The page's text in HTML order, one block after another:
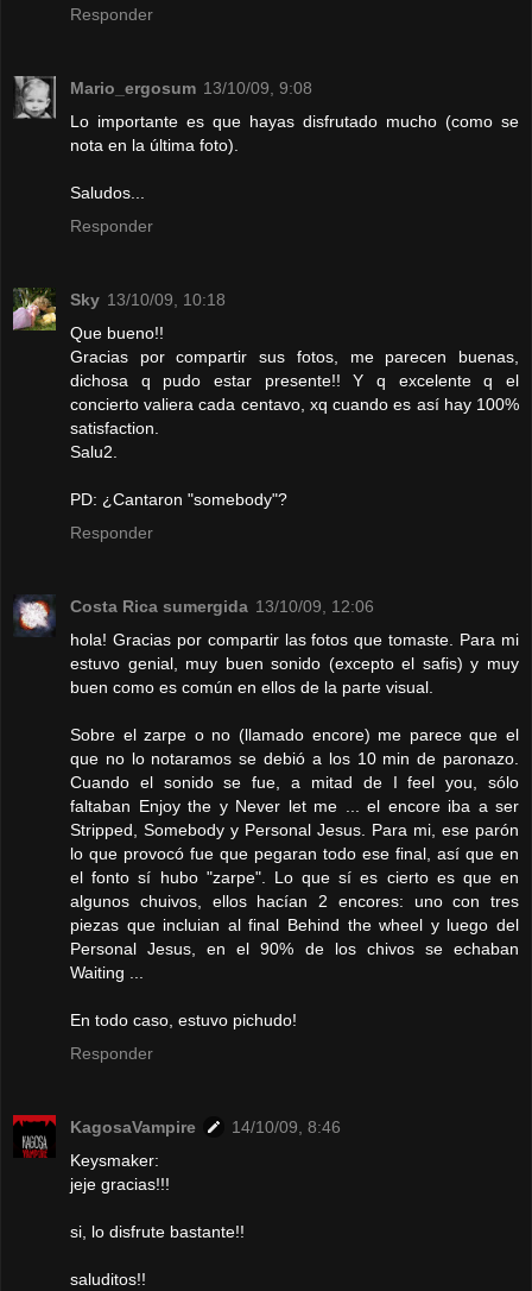
Responder
Mario_ergosum 13/10/09, 9:08
Lo importante es que hayas disfrutado mucho (como se
nota en la última foto).
Saludos...
Responder
Sky 13/10/09, 10:18
Que bueno!!
Gracias por compartir sus fotos, me parecen buenas,
dichosa q pudo estar presente!! Y q excelente q el
concierto valiera cada centavo, xq cuando es así hay 100%
satisfaction.
Salu2.
PD: ¿Cantaron "somebody"?
Responder
Costa Rica sumergida 13/10/09, 12:06
hola! Gracias por compartir las fotos que tomaste. Para mi
estuvo genial, muy buen sonido (excepto el safis) y muy
buen como es común en ellos de la parte visual.
Sobre el zarpe o no (llamado encore) me parece que el
que no lo notaramos se debió a los 10 min de paronazo.
Cuando el sonido se fue, a mitad de I feel you, sólo
faltaban Enjoy the y Never let me ... el encore iba a ser
Stripped, Somebody y Personal Jesus. Para mi, ese parón
lo que provocó fue que pegaran todo ese final, así que en
el fonto sí hubo "zarpe". Lo que sí es cierto es que en
algunos chuivos, ellos hacían 2 encores: uno con tres
piezas que incluian al final Behind the wheel y luego del
Personal Jesus, en el 90% de los chivos se echaban
Waiting ...
En todo caso, estuvo pichudo!
Responder
KagosaVampire
14/10/09, 8:46
Keysmaker:
jeje gracias!!!
si, lo disfrute bastante!!
saluditos!!